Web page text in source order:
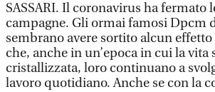
SASSARI. Il coronavirus ha fermato
campagne. Gli ormai famosi Dpcm
sembrano avere sortito alcun
che, anche in un’epoca in cui la vita
cristallizzata, loro continuano a
lavoro quotidiano. Anche se con la